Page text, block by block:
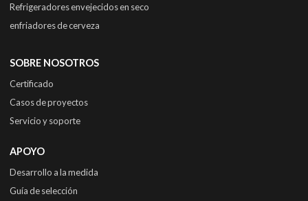
Refrigeradores envejecidos en seco
enfriadores de cerveza
SOBRE NOSOTROS
Certificado
Casos de proyectos
Servicio y soporte
APOYO
Desarrollo a la medida
Guía de selección